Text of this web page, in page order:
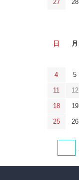
27 28
日 月
4 5
11 12
18 19
25 26